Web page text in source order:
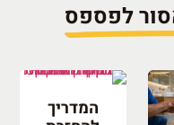
לפספס
המדריך